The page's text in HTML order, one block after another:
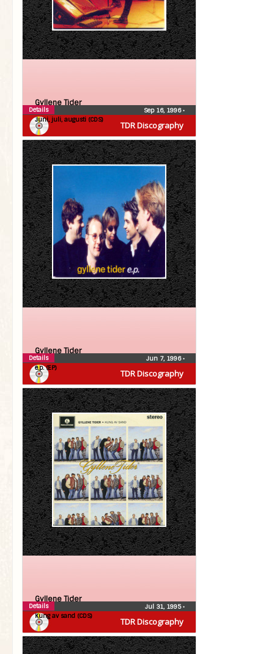
TDR Discography
Gyllene Tider
Juni, juli, augusti (CDS)
Sep 16, 1996•
Details
TDR Discography
Gyllene Tider
e.p. (EP)
Jun 7, 1996•
Details
TDR Discography
Gyllene Tider
Kung av sand (CDS)
Jul 31, 1995•
Details